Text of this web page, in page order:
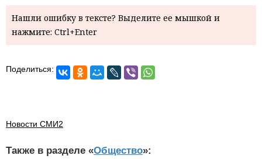
Нашли ошибку в тексте? Выделите ее мышкой и
нажмите: Ctrl+Enter
Поделиться:
Новости СМИ2
Также в разделе «Общество»: